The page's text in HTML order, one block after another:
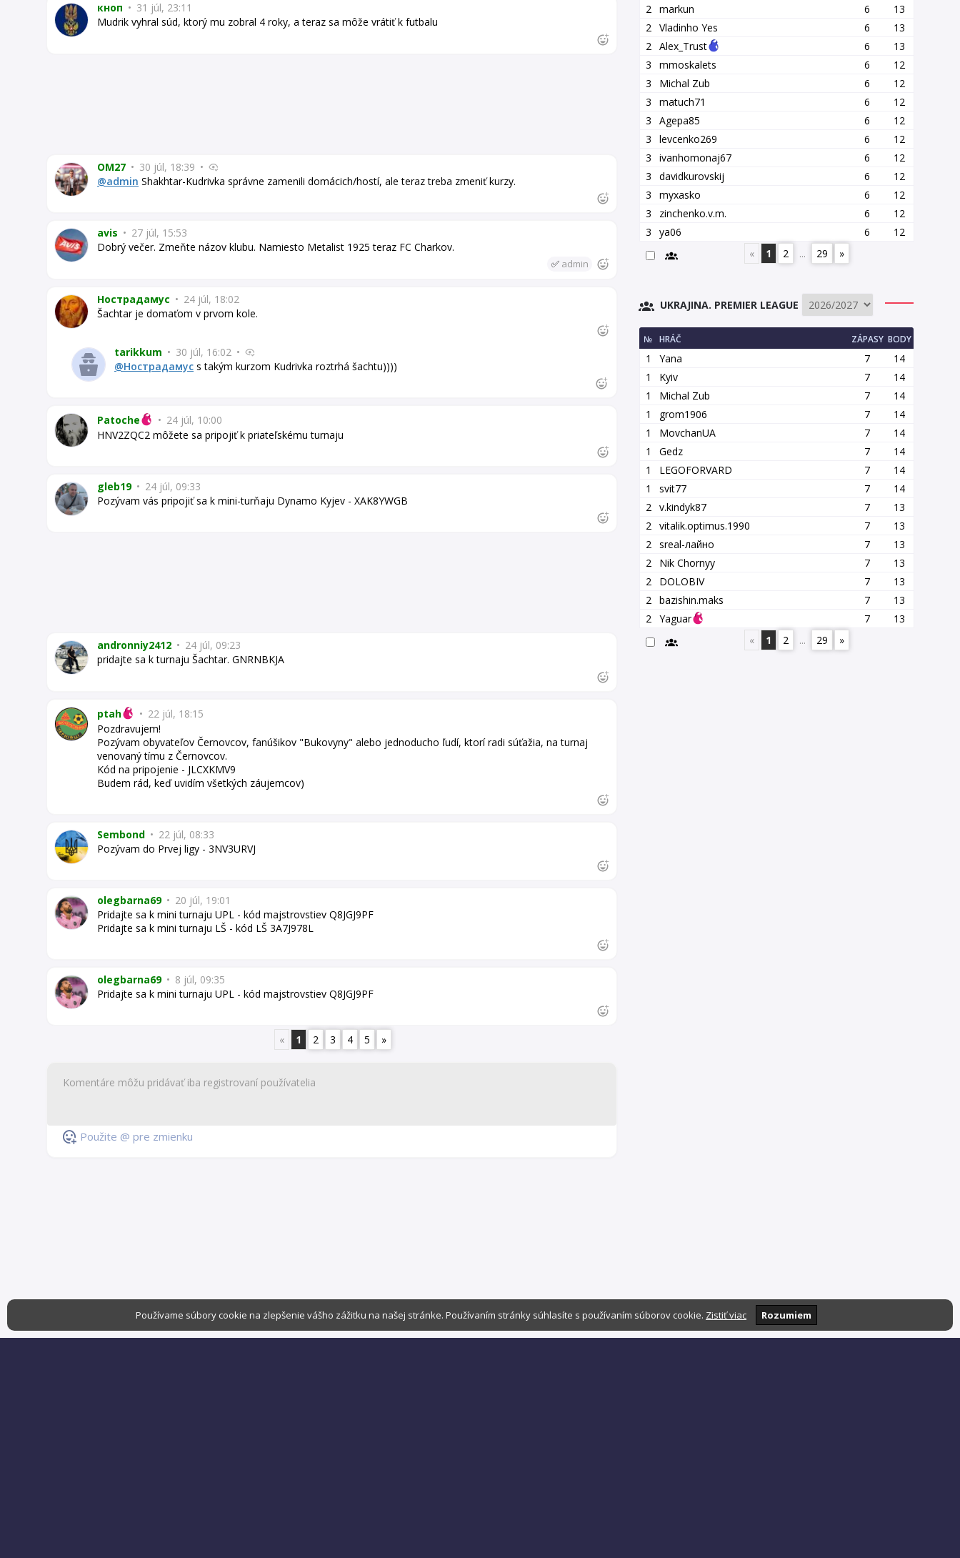
кноп • 31 júl, 23:11
Mudrik vyhral súd, ktorý mu zobral 4 roky, a teraz sa môže vrátiť k futbalu
OM27 • 30 júl, 18:39 •
@admin Shakhtar-Kudrivka správne zamenili domácich/hostí, ale teraz treba zmeniť kurzy.
avis • 27 júl, 15:53
Dobrý večer. Zmeňte názov klubu. Namiesto Metalist 1925 teraz FC Charkov.
✅ admin
Нострадамус • 24 júl, 18:02
Šachtar je domaťom v prvom kole.
tarikkum • 30 júl, 16:02 •
@Нострадамус s takým kurzom Kudrivka roztrhá šachtu))))
Patoche • 24 júl, 10:00
HNV2ZQC2 môžete sa pripojiť k priateľskému turnaju
gleb19 • 24 júl, 09:33
Pozývam vás pripojiť sa k mini-turňaju Dynamo Kyjev - XAK8YWGB
andronniy2412 • 24 júl, 09:23
pridajte sa k turnaju Šachtar. GNRNBKJA
ptah • 22 júl, 18:15
Pozdravujem!
Pozývam obyvateľov Černovcov, fanúšikov "Bukovyny" alebo jednoducho ľudí, ktorí radi súťažia, na turnaj
venovaný tímu z Černovcov.
Kód na pripojenie - JLCXKMV9
Budem rád, keď uvidím všetkých záujemcov)
Sembond • 22 júl, 08:33
Pozývam do Prvej ligy - 3NV3URVJ
olegbarna69 • 20 júl, 19:01
Pridajte sa k mini turnaju UPL - kód majstrovstiev Q8JGJ9PF
Pridajte sa k mini turnaju LŠ - kód LŠ 3A7J978L
olegbarna69 • 8 júl, 09:35
Pridajte sa k mini turnaju UPL - kód majstrovstiev Q8JGJ9PF
« 1 2 3 4 5 »
Použite @ pre zmienku
2
markun 6
13
2
Vladinho Yes 6
13
2
Alex_Trust 6
13
3
mmoskalets 6
12
3
Michal Zub 6
12
3
matuch71 6
12
3
Agepa85 6
12
3
levcenko269 6
12
3
ivanhomonaj67 6
12
3
davidkurovskij 6
12
3
myxasko 6
12
3
zinchenko.v.m. 6
12
3
ya06 6
12
«
1 2 ... 29 »
UKRAJINA. PREMIER LEAGUE
№ HRÁČ ZÁPASY BODY
1 Yana 7
14
1
Kyiv 7
14
1
Michal Zub 7
14
1
grom1906 7
14
1
MovchanUA 7
14
1
Gedz 7
14
1
LEGOFORVARD 7
14
1
svit77 7
14
2
v.kindyk87 7
13
2
vitalik.optimus.1990 7
13
2
srеаl-лайно 7
13
2
Nik Chornyy 7
13
2
DOLOBIV 7
13
2
bazishin.maks 7
13
2
Yaguar 7
13
«
1 2 ... 29 »
Používame súbory cookie na zlepšenie vášho zážitku na našej stránke. Používaním stránky súhlasíte s používaním súborov cookie. Zistiť viac Rozumiem